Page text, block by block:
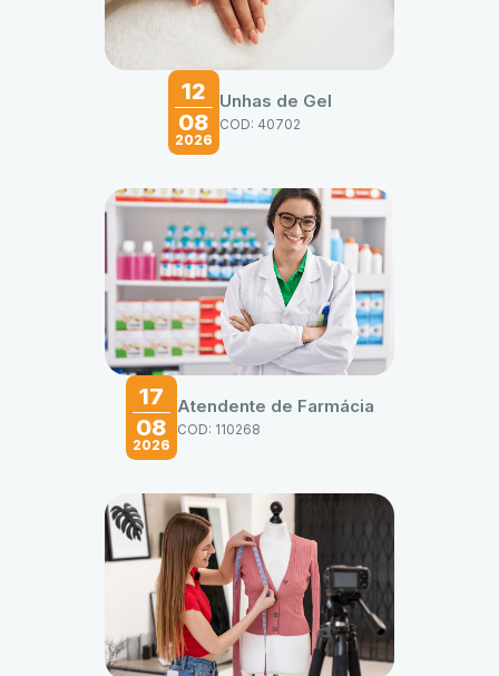
12
08
2026
Unhas de Gel
COD: 40702
17
08
2026
Atendente de Farmácia
COD: 110268